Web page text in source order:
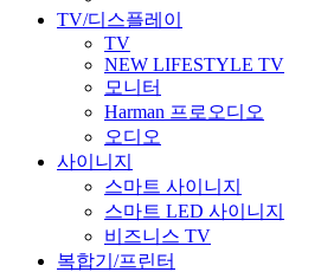
TV/디스플레이
TV
NEW LIFESTYLE TV
모니터
Harman 프로오디오
오디오
사이니지
스마트 사이니지
스마트 LED 사이니지
비즈니스 TV
복합기/프린터